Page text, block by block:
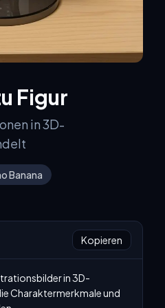
Figur
in 3D-
Banana
Kopieren
in 3D-
Charaktermerkmale und